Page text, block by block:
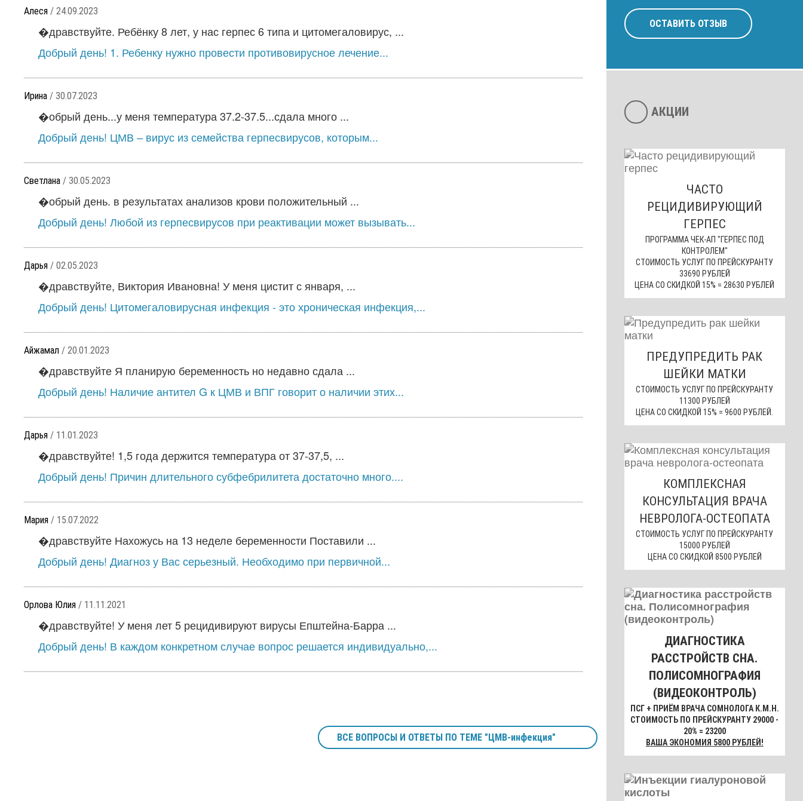
Алеся / 24.09.2023
�дравствуйте. Ребёнку 8 лет, у нас герпес 6 типа и цитомегаловирус, ...
Добрый день! 1. Ребенку нужно провести противовирусное лечение...
Ирина / 30.07.2023
�обрый день...у меня температура 37.2-37.5...сдала много ...
Добрый день! ЦМВ – вирус из семейства герпесвирусов, которым...
Светлана / 30.05.2023
�обрый день. в результатах анализов крови положительный ...
Добрый день! Любой из герпесвирусов при реактивации может вызывать...
Дарья / 02.05.2023
�дравствуйте, Виктория Ивановна! У меня цистит с января, ...
Добрый день! Цитомегаловирусная инфекция - это хроническая инфекция,...
Айжамал / 20.01.2023
�дравствуйте Я планирую беременность но недавно сдала ...
Добрый день! Наличие антител G к ЦМВ и ВПГ говорит о наличии этих...
Дарья / 11.01.2023
�дравствуйте! 1,5 года держится температура от 37-37,5, ...
Добрый день! Причин длительного субфебрилитета достаточно много....
Мария / 15.07.2022
�дравствуйте Нахожусь на 13 неделе беременности Поставили ...
Добрый день! Диагноз у Вас серьезный. Необходимо при первичной...
Орлова Юлия / 11.11.2021
�дравствуйте! У меня лет 5 рецидивируют вирусы Епштейна-Барра ...
Добрый день! В каждом конкретном случае вопрос решается индивидуально,...
ВСЕ ВОПРОСЫ И ОТВЕТЫ ПО ТЕМЕ "ЦМВ-инфекция"
ОСТАВИТЬ ОТЗЫВ
АКЦИИ
ЧАСТО
РЕЦИДИВИРУЮЩИЙ
ГЕРПЕС
ПРОГРАММА ЧЕК-АП "ГЕРПЕС ПОД
КОНТРОЛЕМ"
СТОИМОСТЬ УСЛУГ ПО ПРЕЙСКУРАНТУ
33690 РУБЛЕЙ
ЦЕНА СО СКИДКОЙ 15% = 28630 РУБЛЕЙ
ПРЕДУПРЕДИТЬ РАК
ШЕЙКИ МАТКИ
СТОИМОСТЬ УСЛУГ ПО ПРЕЙСКУРАНТУ
11300 РУБЛЕЙ
ЦЕНА СО СКИДКОЙ 15% = 9600 РУБЛЕЙ.
КОМПЛЕКСНАЯ
КОНСУЛЬТАЦИЯ ВРАЧА
НЕВРОЛОГА-ОСТЕОПАТА
СТОИМОСТЬ УСЛУГ ПО ПРЕЙСКУРАНТУ
15000 РУБЛЕЙ
ЦЕНА СО СКИДКОЙ 8500 РУБЛЕЙ
ДИАГНОСТИКА
РАССТРОЙСТВ СНА.
ПОЛИСОМНОГРАФИЯ
(ВИДЕОКОНТРОЛЬ)
ПСГ + ПРИЁМ ВРАЧА СОМНОЛОГА К.М.Н.
СТОИМОСТЬ ПО ПРЕЙСКУРАНТУ 29000 -
20% = 23200
ВАША ЭКОНОМИЯ 5800 РУБЛЕЙ!